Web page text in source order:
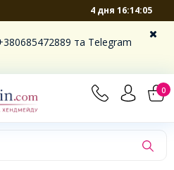
4 дня 16:14:04
та Telegram
0